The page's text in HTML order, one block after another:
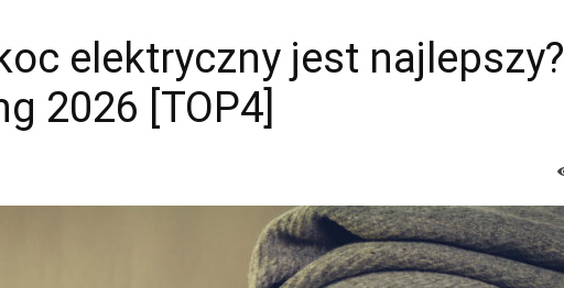
elektryczny jest najlepszy?
2026 [TOP4]